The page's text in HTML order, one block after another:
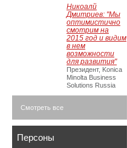
Никоалй
Дмитриев: "Мы
оптимистично
смотрим на
2015 год и видим
в нем
возможности
для развития"
Президент, Konica
Minolta Business
Solutions Russia
Смотреть все
Персоны